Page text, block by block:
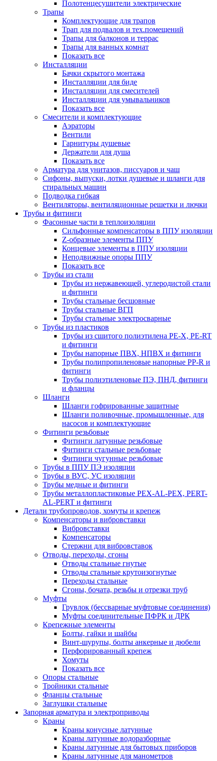
Полотенцесушители электрические
Трапы
Комплектующие для трапов
Трап для подвалов и тех.помещений
Трапы для балконов и террас
Трапы для ванных комнат
Показать все
Инсталляции
Бачки скрытого монтажа
Инсталляции для биде
Инсталляции для смесителей
Инсталляции для умывальников
Показать все
Смесители и комплектующие
Аэраторы
Вентили
Гарнитуры душевые
Держатели для душа
Показать все
Арматура для унитазов, писсуаров и чаш
Сифоны, выпуски, лотки душевые и шланги для
стиральных машин
Подводка гибкая
Вентиляторы, вентиляционные решетки и лючки
Трубы и фитинги
Фасонные части в теплоизоляции
Cильфонные компенсаторы в ППУ изоляции
Z-образные элементы ППУ
Концевые элементы в ППУ изоляции
Неподвижные опоры ППУ
Показать все
Трубы из стали
Трубы из нержавеющей, углеродистой стали
и фитинги
Трубы стальные бесшовные
Трубы стальные ВГП
Трубы стальные электросварные
Трубы из пластиков
Трубы из сшитого полиэтилена PE-X, PE-RT
и фитинги
Трубы напорные ПВХ, НПВХ и фитинги
Трубы полипропиленовые напорные PP-R и
фитинги
Трубы полиэтиленовые ПЭ, ПНД, фитинги
и фланцы
Шланги
Шланги гофрированные защитные
Шланги поливочные, промышленные, для
насосов и комплектующие
Фитинги резьбовые
Фитинги латунные резьбовые
Фитинги стальные резьбовые
Фитинги чугунные резьбовые
Трубы в ППУ ПЭ изоляции
Трубы в ВУС, УС изоляции
Трубы медные и фитинги
Трубы металлопластиковые PEX-AL-PEX, PERT-
AL-PERT и фитинги
Детали трубопроводов, хомуты и крепеж
Компенсаторы и вибровставки
Вибровставки
Компенсаторы
Стержни для вибровставок
Отводы, переходы, сгоны
Отводы стальные гнутые
Отводы стальные крутоизогнутые
Переходы стальные
Сгоны, бочата, резьбы и отрезки труб
Муфты
Грувлок (бессварные муфтовые соединения)
Муфты соединительные ПФРК и ДРК
Крепежные элементы
Болты, гайки и шайбы
Винт-шурупы, болты анкерные и дюбели
Перфорированный крепеж
Хомуты
Показать все
Опоры стальные
Тройники стальные
Фланцы стальные
Заглушки стальные
Запорная арматура и электроприводы
Краны
Краны конусные латунные
Краны латунные водоразборные
Краны латунные для бытовых приборов
Краны латунные для манометров